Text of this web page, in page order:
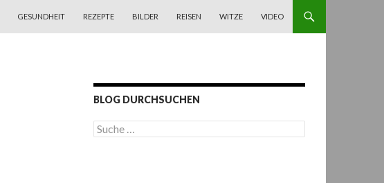
GESUNDHEIT REZEPTE BILDER REISEN WITZE VIDEO
BLOG DURCHSUCHEN
S
u